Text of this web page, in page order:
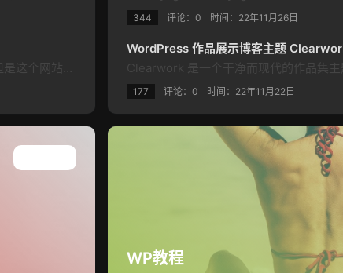
344 评论：0 时间： 22年11月26日
WordPress 作品展示博客主题
177 评论：0 时间： 22年11月22日
WP教程